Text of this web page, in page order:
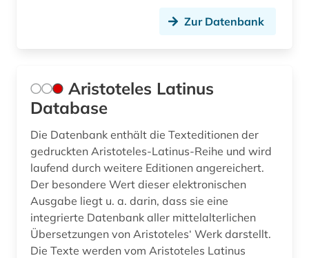
hochschulschrift (2)
holocaust (1)
hongkong (1)
hugo (1)
humanismus (6)
hume (1)
iberoromanistik (1)
Zur Datenbank
Aristoteles Latinus
Database
Die Datenbank enthält die Texteditionen der
gedruckten Aristoteles-Latinus-Reihe und wird
laufend durch weitere Editionen angereichert.
Der besondere Wert dieser elektronischen
Ausgabe liegt u. a. darin, dass sie eine
integrierte Datenbank aller mittelalterlichen
Übersetzungen von Aristoteles‘ Werk darstellt.
Die Texte werden vom Aristoteles Latinus